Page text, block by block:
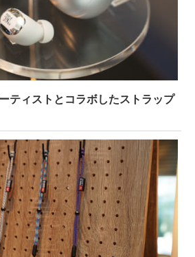
ティストとコラボしたストラップ